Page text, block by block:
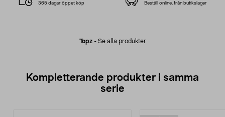
Topz- Se alla produkter
365 dagar öppet köp Beställ online, från butikslager
Kompletterande produkter i samma
serie